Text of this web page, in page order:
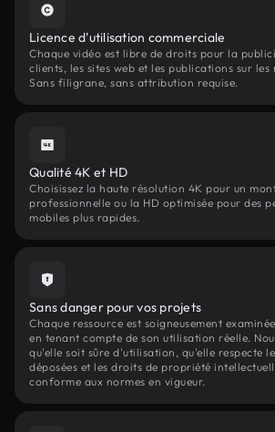
Licence d'utilisation commerciale
Chaque vidéo est libre de droits pour la
clients, les sites web et les publications sur les
Sans filigrane, sans attribution requise.
Qualité 4K et HD
Choisissez la haute résolution 4K pour un
professionnelle ou la HD optimisée pour des
mobiles plus rapides.
Sans danger pour vos projets
Chaque ressource est soigneusement
en tenant compte de son utilisation réelle.
qu'elle soit sûre d'utilisation, qu'elle respecte
déposées et les droits de propriété
conforme aux normes en vigueur.